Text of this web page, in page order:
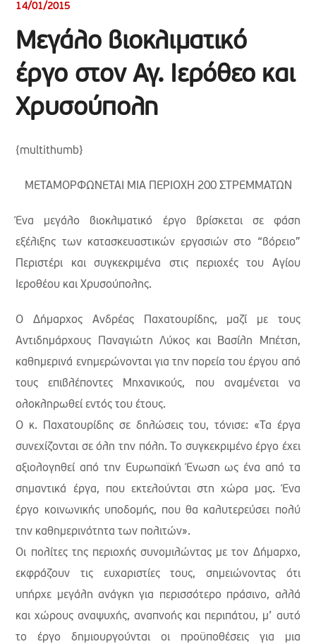
14/01/2015
Μεγάλο βιοκλιματικό
έργο στον Αγ. Ιερόθεο και
Χρυσούπολη
{multithumb}
ΜΕΤΑΜΟΡΦΩΝΕΤΑΙ ΜΙΑ ΠΕΡΙΟΧΗ 200 ΣΤΡΕΜΜΑΤΩΝ
Ένα μεγάλο βιοκλιματικό έργο βρίσκεται σε φάση
εξέλιξης των κατασκευαστικών εργασιών στο “βόρειο”
Περιστέρι και συγκεκριμένα στις περιοχές του Αγίου
Ιεροθέου και Χρυσούπολης.
Ο Δήμαρχος Ανδρέας Παχατουρίδης, μαζί με τους
Αντιδημάρχους Παναγιώτη Λύκος και Βασίλη Μπέτση,
καθημερινά ενημερώνονται για την πορεία του έργου από
τους επιβλέποντες Μηχανικούς, που αναμένεται να
ολοκληρωθεί εντός του έτους.
Ο κ. Παχατουρίδης σε δηλώσεις του, τόνισε: «Τα έργα
συνεχίζονται σε όλη την πόλη. Το συγκεκριμένο έργο έχει
αξιολογηθεί από την Ευρωπαϊκή Ένωση ως ένα από τα
σημαντικά έργα, που εκτελούνται στη χώρα μας. Ένα
έργο κοινωνικής υποδομής, που θα καλυτερεύσει πολύ
την καθημερινότητα των πολιτών».
Οι πολίτες της περιοχής συνομιλώντας με τον Δήμαρχο,
εκφράζουν τις ευχαριστίες τους, σημειώνοντας ότι
υπήρχε μεγάλη ανάγκη για περισσότερο πράσινο, αλλά
και χώρους αναψυχής, αναπνοής και περιπάτου, μ’ αυτό
το έργο δημιουργούνται οι προϋποθέσεις για μια